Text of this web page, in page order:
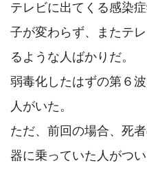
テレビに出てくる感染
子が変わらず、またテ
るような人ばかりだ。
弱毒化したはずの第６
人がいた。
ただ、前回の場合、死
器に乗っていた人がつ